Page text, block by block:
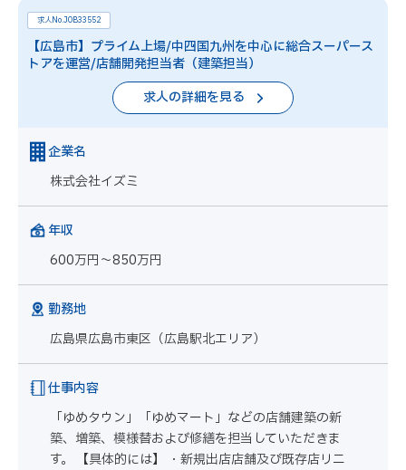
求人No.JOB33552
【広島市】プライム上場/中四国九州を中心に総合スーパース
トアを運営/店舗開発担当者（建築担当）
求人の詳細を見る
企業名
株式会社イズミ
年収
600万円～850万円
勤務地
広島県広島市東区（広島駅北エリア）
仕事内容
「ゆめタウン」「ゆめマート」などの店舗建築の新
築、増築、模様替および修繕を担当していただきま
す。 【具体的には】 ・新規出店店舗及び既存店リニ